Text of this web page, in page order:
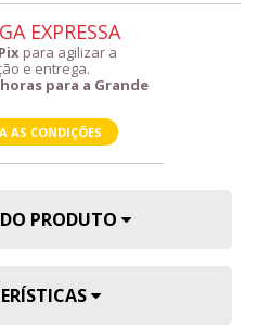
EXPRESSA
Pix para agilizar a
e entrega.
horas para a Grande
AS CONDIÇÕES
PRODUTO